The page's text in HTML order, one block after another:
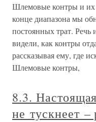
Шлемовые контры и их
конце диапазона мы
постоянных трат.
видели, как контры
рассказывая ему, где
Шлемовые контры,
8.3.
не тускнеет –